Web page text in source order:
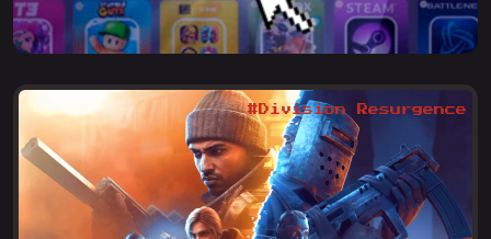
#Division Resurgence